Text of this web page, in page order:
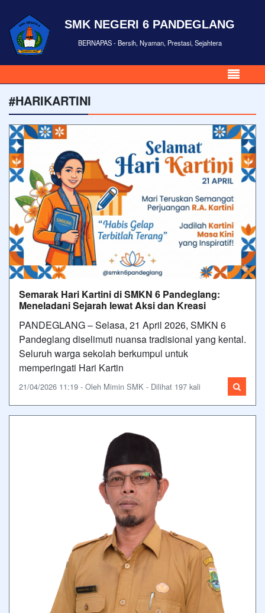
SMK NEGERI 6 PANDEGLANG
BERNAPAS - Bersih, Nyaman, Prestasi, Sejahtera
#HARIKARTINI
Semarak Hari Kartini di SMKN 6 Pandeglang:
Meneladani Sejarah lewat Aksi dan Kreasi
PANDEGLANG – Selasa, 21 April 2026, SMKN 6
Pandeglang diselimuti nuansa tradisional yang kental.
Seluruh warga sekolah berkumpul untuk
memperingati Hari Kartin
21/04/2026 11:19 - Oleh Mimin SMK - Dilihat 197 kali